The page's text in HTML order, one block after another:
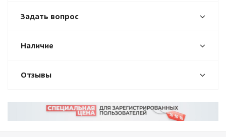
Задать вопрос
Наличие
Отзывы